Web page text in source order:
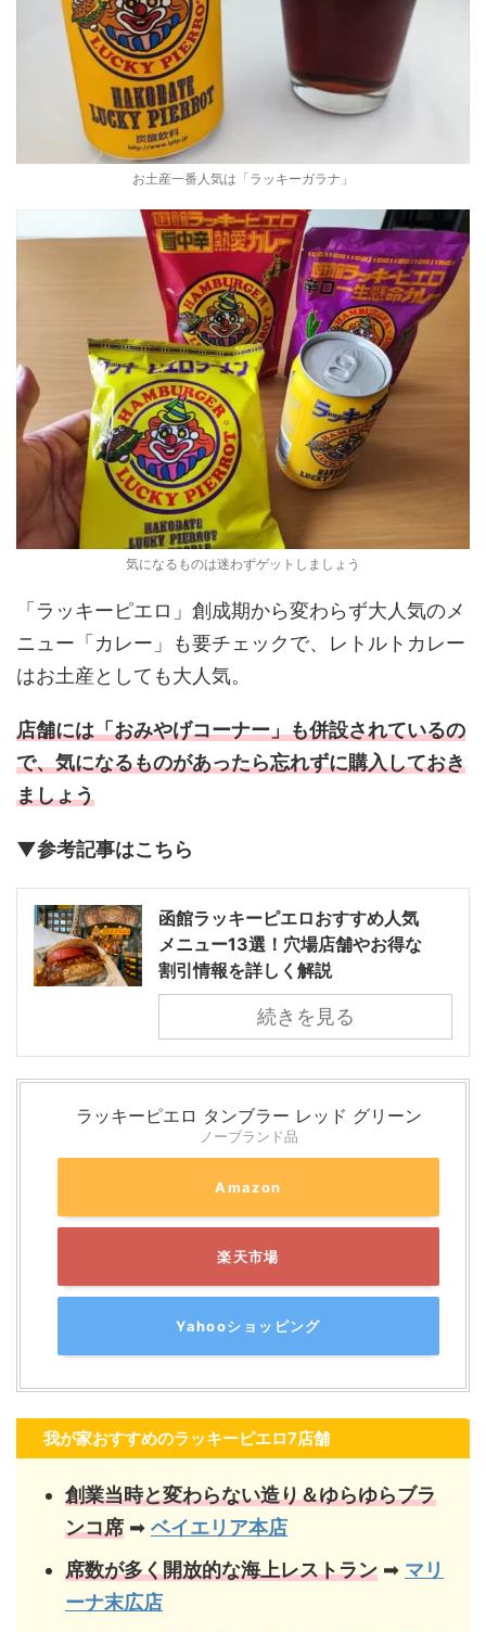
お土産一番人気は「ラッキーガラナ」
気になるものは迷わずゲットしましょう
「ラッキーピエロ」創成期から変わらず大人気のメ
ニュー「カレー」も要チェックで、レトルトカレー
はお土産としても大人気。
店舗には「おみやげコーナー」も併設されているの
で、気になるものがあったら忘れずに購入しておき
ましょう
▼参考記事はこちら
函館ラッキーピエロおすすめ人気
メニュー13選！穴場店舗やお得な
割引情報を詳しく解説
続きを見る
ラッキーピエロ タンブラー レッド グリーン
ノーブランド品
Amazon
楽天市場
Yahooショッピング
我が家おすすめのラッキーピエロ7店舗
創業当時と変わらない造り＆ゆらゆらブラ
ンコ席 ➡ ベイエリア本店
席数が多く開放的な海上レストラン ➡ マリ
ーナ末広店